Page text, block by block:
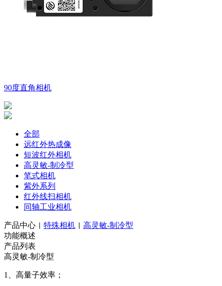
90度直角相机
全部
远红外热成像
短波红外相机
高灵敏-制冷型
笔式相机
紫外系列
红外线扫相机
同轴工业相机
产品中心 特殊相机
高灵敏-制冷型
功能概述
产品列表
高灵敏-制冷型
1、高量子效率；